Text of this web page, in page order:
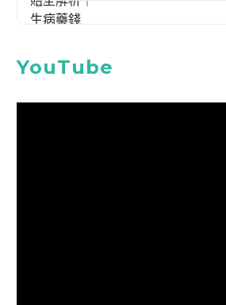
YouTube